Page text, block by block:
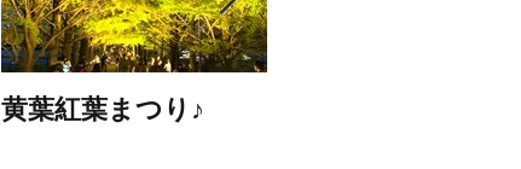
黄葉紅葉まつり♪